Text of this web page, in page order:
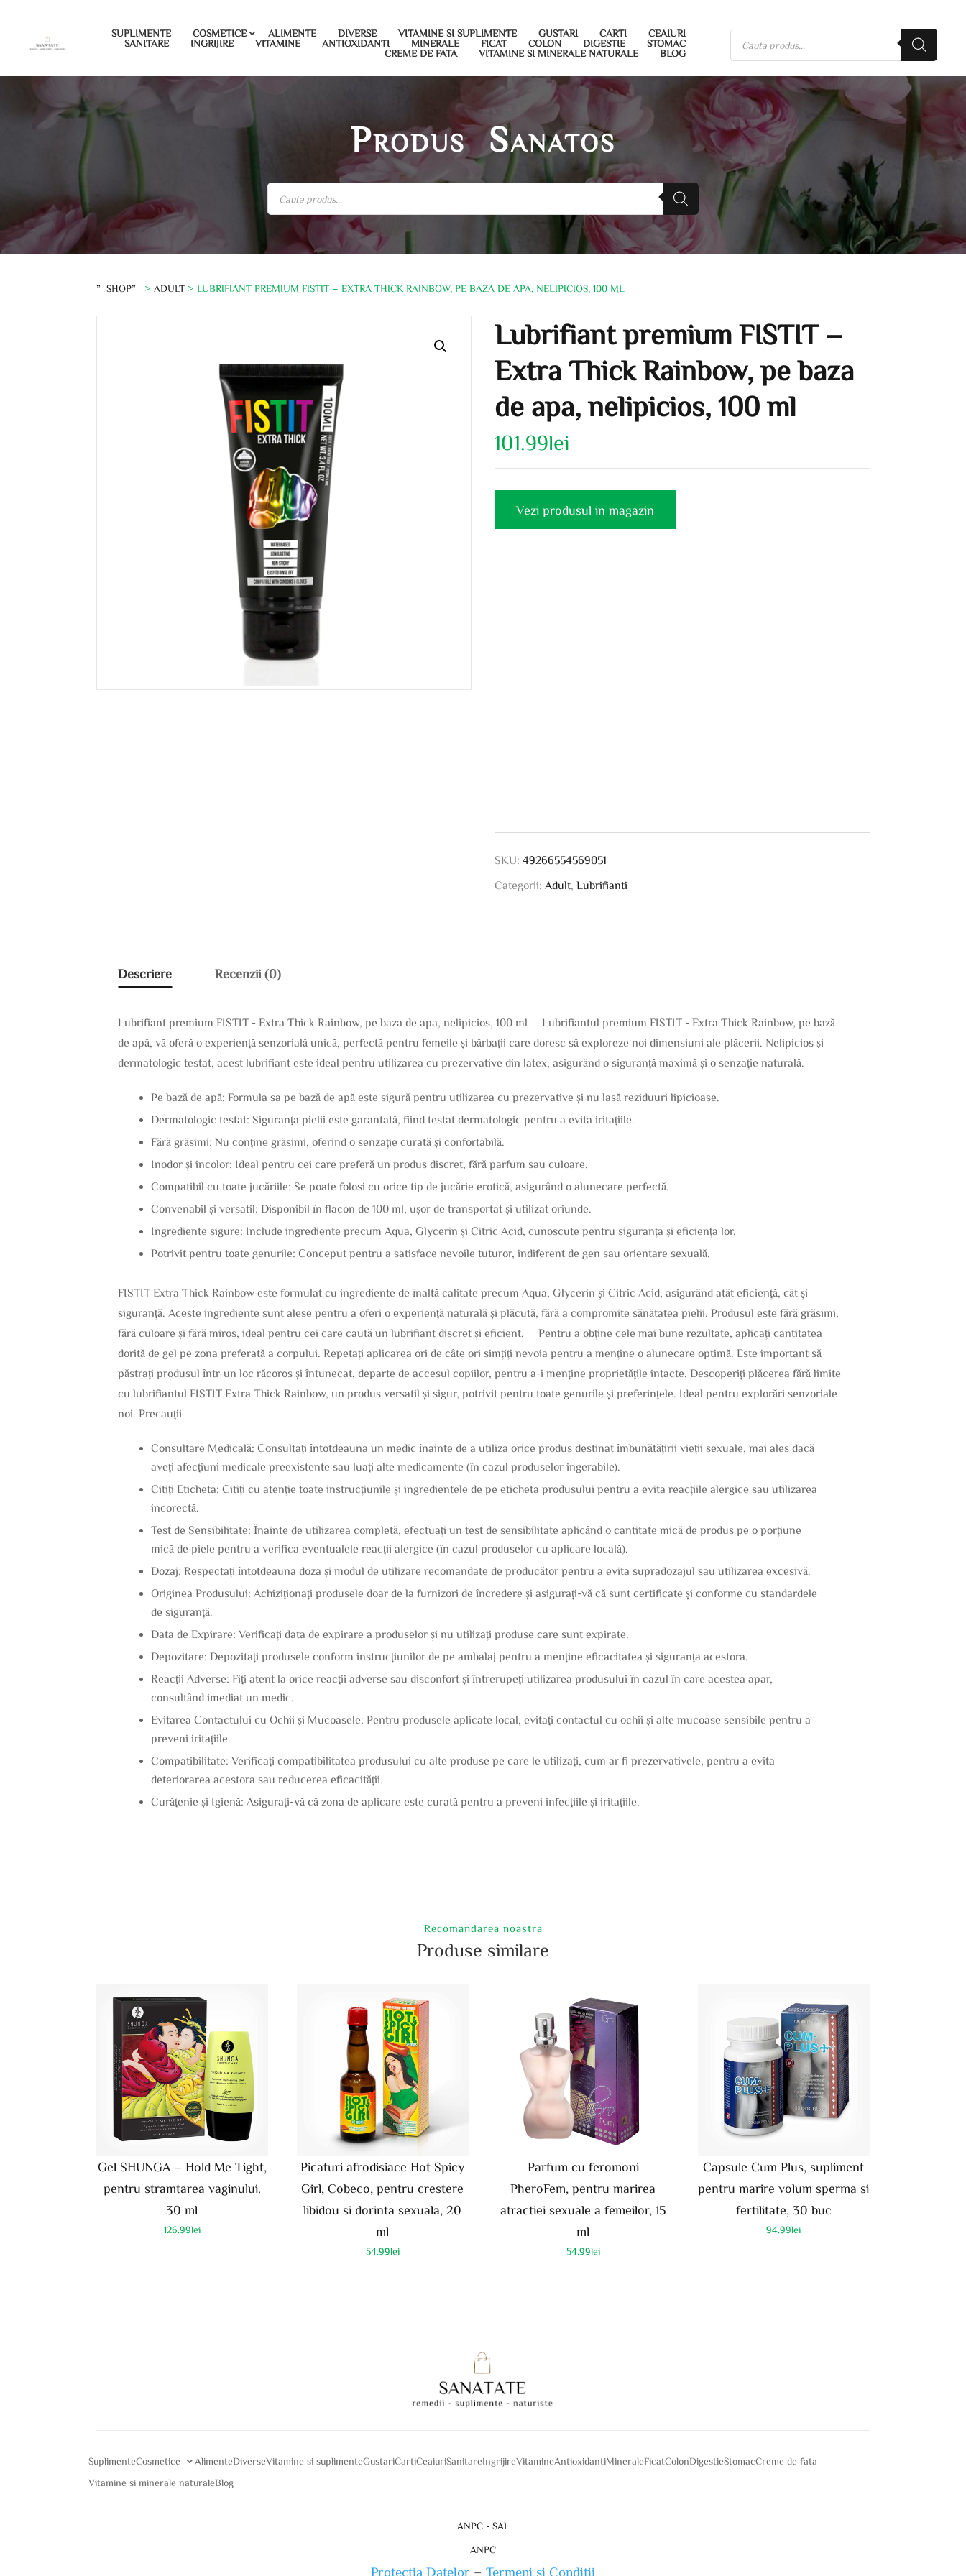
SUPLIMENTE COSMETICE ALIMENTE DIVERSE VITAMINE SI SUPLIMENTE GUSTARI CARTI
CEAIURI
SANITARE
INGRIJIRE VITAMINE ANTIOXIDANTI MINERALE FICAT COLON DIGESTIE
STOMAC
CREME DE FATA
VITAMINE SI MINERALE NATURALE BLOG
Produs Sanatos
”SHOP” > ADULT > LUBRIFIANT PREMIUM FISTIT – EXTRA THICK RAINBOW, PE BAZA DE APA, NELIPICIOS, 100 ML
Lubrifiant premium FISTIT –
Extra Thick Rainbow, pe baza
de apa, nelipicios, 100 ml
101.99lei
Vezi produsul in magazin
SKU:49266554569051
Categorii: Adult ,Lubrifianti
Descriere Recenzii (0)
Lubrifiant premium FISTIT - Extra Thick Rainbow, pe baza de apa, nelipicios, 100 ml Lubrifiantul premium FISTIT - Extra Thick Rainbow, pe bază
de apă, vă oferă o experiență senzorială unică, perfectă pentru femeile și bărbații care doresc să exploreze noi dimensiuni ale plăcerii. Nelipicios și
dermatologic testat, acest lubrifiant este ideal pentru utilizarea cu prezervative din latex, asigurând o siguranță maximă și o senzație naturală.
Pe bază de apă: Formula sa pe bază de apă este sigură pentru utilizarea cu prezervative și nu lasă reziduuri lipicioase.
Dermatologic testat: Siguranța pielii este garantată, fiind testat dermatologic pentru a evita iritațiile.
Fără grăsimi: Nu conține grăsimi, oferind o senzație curată și confortabilă.
Inodor și incolor: Ideal pentru cei care preferă un produs discret, fără parfum sau culoare.
Compatibil cu toate jucăriile: Se poate folosi cu orice tip de jucărie erotică, asigurând o alunecare perfectă.
Convenabil și versatil: Disponibil în flacon de 100 ml, ușor de transportat și utilizat oriunde.
Ingrediente sigure: Include ingrediente precum Aqua, Glycerin și Citric Acid, cunoscute pentru siguranța și eficiența lor.
Potrivit pentru toate genurile: Conceput pentru a satisface nevoile tuturor, indiferent de gen sau orientare sexuală.
FISTIT Extra Thick Rainbow este formulat cu ingrediente de înaltă calitate precum Aqua, Glycerin și Citric Acid, asigurând atât eficiență, cât și
siguranță. Aceste ingrediente sunt alese pentru a oferi o experiență naturală și plăcută, fără a compromite sănătatea pielii. Produsul este fără grăsimi,
fără culoare și fără miros, ideal pentru cei care caută un lubrifiant discret și eficient. Pentru a obține cele mai bune rezultate, aplicați cantitatea
dorită de gel pe zona preferată a corpului. Repetați aplicarea ori de câte ori simțiți nevoia pentru a menține o alunecare optimă. Este important să
păstrați produsul într-un loc răcoros și întunecat, departe de accesul copiilor, pentru a-i menține proprietățile intacte. Descoperiți plăcerea fără limite
cu lubrifiantul FISTIT Extra Thick Rainbow, un produs versatil și sigur, potrivit pentru toate genurile și preferințele. Ideal pentru explorări senzoriale
noi. Precauții
Consultare Medicală: Consultați întotdeauna un medic înainte de a utiliza orice produs destinat îmbunătățirii vieții sexuale, mai ales dacă
aveți afecțiuni medicale preexistente sau luați alte medicamente (în cazul produselor ingerabile).
Citiți Eticheta: Citiți cu atenție toate instrucțiunile și ingredientele de pe eticheta produsului pentru a evita reacțiile alergice sau utilizarea
incorectă.
Test de Sensibilitate: Înainte de utilizarea completă, efectuați un test de sensibilitate aplicând o cantitate mică de produs pe o porțiune
mică de piele pentru a verifica eventualele reacții alergice (în cazul produselor cu aplicare locală).
Dozaj: Respectați întotdeauna doza și modul de utilizare recomandate de producător pentru a evita supradozajul sau utilizarea excesivă.
Originea Produsului: Achiziționați produsele doar de la furnizori de încredere și asigurați-vă că sunt certificate și conforme cu standardele
de siguranță.
Data de Expirare: Verificați data de expirare a produselor și nu utilizați produse care sunt expirate.
Depozitare: Depozitați produsele conform instrucțiunilor de pe ambalaj pentru a menține eficacitatea și siguranța acestora.
Reacții Adverse: Fiți atent la orice reacții adverse sau disconfort și întrerupeți utilizarea produsului în cazul în care acestea apar,
consultând imediat un medic.
Evitarea Contactului cu Ochii și Mucoasele: Pentru produsele aplicate local, evitați contactul cu ochii și alte mucoase sensibile pentru a
preveni iritațiile.
Compatibilitate: Verificați compatibilitatea produsului cu alte produse pe care le utilizați, cum ar fi prezervativele, pentru a evita
deteriorarea acestora sau reducerea eficacității.
Curățenie și Igienă: Asigurați-vă că zona de aplicare este curată pentru a preveni infecțiile și iritațiile.
Recomandarea noastra
Produse similare
Gel SHUNGA – Hold Me Tight,
pentru stramtarea vaginului.
30 ml
126.99lei
Picaturi afrodisiace Hot Spicy
Girl, Cobeco, pentru crestere
libidou si dorinta sexuala, 20
ml
54.99lei
Parfum cu feromoni
PheroFem, pentru marirea
atractiei sexuale a femeilor, 15
ml
54.99lei
Capsule Cum Plus, supliment
pentru marire volum sperma si
fertilitate, 30 buc
94.99lei
SuplimenteCosmetice AlimenteDiverseVitamine si suplimenteGustariCartiCeaiuriSanitareIngrijireVitamineAntioxidantiMineraleFicatColonDigestieStomacCreme de fata
Vitamine si minerale naturaleBlog
ANPC - SAL
ANPC
Protectia Datelor – Termeni si Conditii